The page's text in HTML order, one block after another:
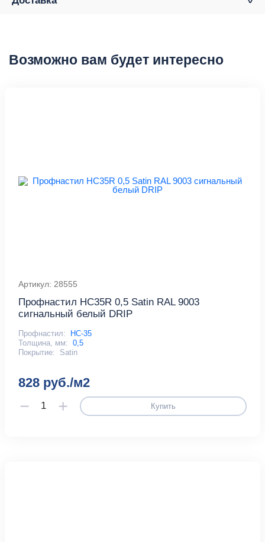
Возможно вам будет интересно
Артикул: 28555
Профнастил HC35R 0,5 Satin RAL 9003
сигнальный белый DRIP
Профнастил:
НС-35
Толщина, мм: 0,5
Покрытие:
Satin
828 руб./м2
Купить